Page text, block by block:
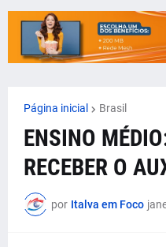
Página inicial Brasil
ENSINO
RECEBER O
por Italva em Foco